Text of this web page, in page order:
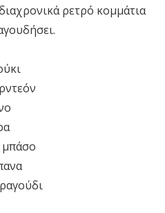
ρετρό κομμάτια
μπάσο